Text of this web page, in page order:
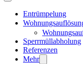
Entrümpelung
Sperrmüllabholung
Referenzen
Mehr